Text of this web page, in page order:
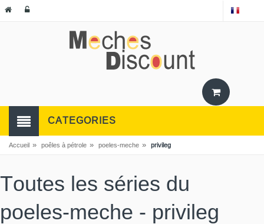
CATEGORIES
Accueil » poêles à pétrole » poeles-meche » privileg
Toutes les séries du
poeles-meche - privileg